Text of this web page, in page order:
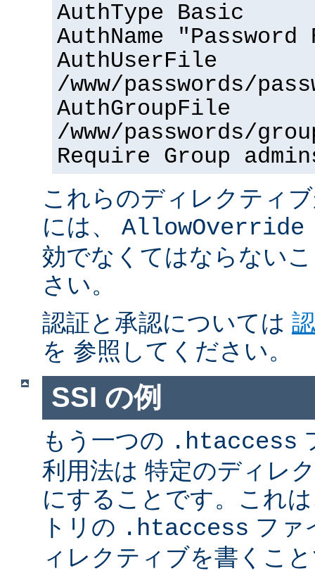
AuthType Basic
AuthName
AuthUserFile
/www/passwords/
AuthGroupFile
/www/passwords/
Require Group
これらのディレクティ
には、 AllowOverride
効でなくてはならない
さい。
認証と承認については
を 参照してください。
SSI の例
もう一つの .htaccess
利用法は 特定のディレ
にすることです。これ
トリの .htaccess ファ
ィレクティブを書くこ